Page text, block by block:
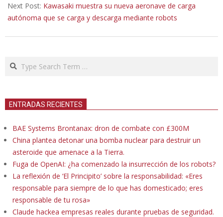
Next Post: Kawasaki muestra su nueva aeronave de carga
autónoma que se carga y descarga mediante robots
Search
ENTRADAS RECIENTES
BAE Systems Brontanax: dron de combate con £300M
China plantea detonar una bomba nuclear para destruir un
asteroide que amenace a la Tierra.
Fuga de OpenAI: ¿ha comenzado la insurrección de los robots?
La reflexión de ‘El Principito’ sobre la responsabilidad: «Eres
responsable para siempre de lo que has domesticado; eres
responsable de tu rosa»
Claude hackea empresas reales durante pruebas de seguridad.